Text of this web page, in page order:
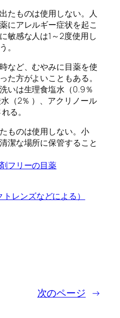
たものは使用しない。人
にアレルギー症状を起こ
敏感な人は1～2度使用し
。
など、むやみに目薬を使
た方がよいこともある。
いは生理食塩水（0.9％
（2％ ）、アクリノール
る。
ものは使用しない。小
潔な場所に保管すること
フリーの目薬
レンズなどによる）
次のページ →